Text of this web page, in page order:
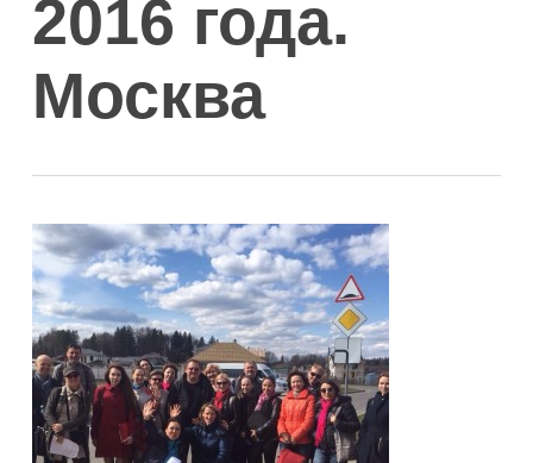
2016 года.
Москва